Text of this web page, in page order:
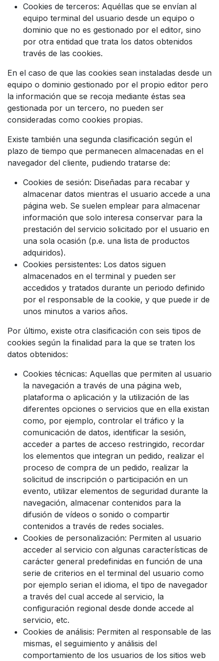
Cookies de terceros: Aquéllas que se envían al
equipo terminal del usuario desde un equipo o
dominio que no es gestionado por el editor, sino
por otra entidad que trata los datos obtenidos
través de las cookies.
En el caso de que las cookies sean instaladas desde un
equipo o dominio gestionado por el propio editor pero
la información que se recoja mediante éstas sea
gestionada por un tercero, no pueden ser
consideradas como cookies propias.
Existe también una segunda clasificación según el
plazo de tiempo que permanecen almacenadas en el
navegador del cliente, pudiendo tratarse de:
Cookies de sesión: Diseñadas para recabar y
almacenar datos mientras el usuario accede a una
página web. Se suelen emplear para almacenar
información que solo interesa conservar para la
prestación del servicio solicitado por el usuario en
una sola ocasión (p.e. una lista de productos
adquiridos).
Cookies persistentes: Los datos siguen
almacenados en el terminal y pueden ser
accedidos y tratados durante un periodo definido
por el responsable de la cookie, y que puede ir de
unos minutos a varios años.
Por último, existe otra clasificación con seis tipos de
cookies según la finalidad para la que se traten los
datos obtenidos:
Cookies técnicas: Aquellas que permiten al usuario
la navegación a través de una página web,
plataforma o aplicación y la utilización de las
diferentes opciones o servicios que en ella existan
como, por ejemplo, controlar el tráfico y la
comunicación de datos, identificar la sesión,
acceder a partes de acceso restringido, recordar
los elementos que integran un pedido, realizar el
proceso de compra de un pedido, realizar la
solicitud de inscripción o participación en un
evento, utilizar elementos de seguridad durante la
navegación, almacenar contenidos para la
difusión de vídeos o sonido o compartir
contenidos a través de redes sociales.
Cookies de personalización: Permiten al usuario
acceder al servicio con algunas características de
carácter general predefinidas en función de una
serie de criterios en el terminal del usuario como
por ejemplo serian el idioma, el tipo de navegador
a través del cual accede al servicio, la
configuración regional desde donde accede al
servicio, etc.
Cookies de análisis: Permiten al responsable de las
mismas, el seguimiento y análisis del
comportamiento de los usuarios de los sitios web